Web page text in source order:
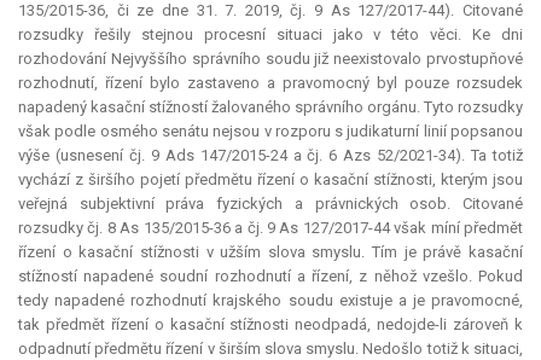
135/2015-36, či ze dne 31. 7. 2019, čj. 9 As 127/2017-44). Citované
rozsudky řešily stejnou procesní situaci jako v této věci. Ke dni
rozhodování Nejvyššího správního soudu již neexistovalo prvostupňové
rozhodnutí, řízení bylo zastaveno a pravomocný byl pouze rozsudek
napadený kasační stížností žalovaného správního orgánu. Tyto rozsudky
však podle osmého senátu nejsou v rozporu s judikaturní linií popsanou
výše (usnesení čj. 9 Ads 147/2015-24 a čj. 6 Azs 52/2021-34). Ta totiž
vychází z širšího pojetí předmětu řízení o kasační stížnosti, kterým jsou
veřejná subjektivní práva fyzických a právnických osob. Citované
rozsudky čj. 8 As 135/2015-36 a čj. 9 As 127/2017-44 však míní předmět
řízení o kasační stížnosti v užším slova smyslu. Tím je právě kasační
stížností napadené soudní rozhodnutí a řízení, z něhož vzešlo. Pokud
tedy napadené rozhodnutí krajského soudu existuje a je pravomocné,
tak předmět řízení o kasační stížnosti neodpadá, nedojde-li zároveň k
odpadnutí předmětu řízení v širším slova smyslu. Nedošlo totiž k situaci,